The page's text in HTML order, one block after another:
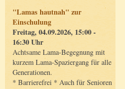
"Lamas hautnah" zur
Einschulung
Freitag, 04.09.2026, 15:00 -
16:30 Uhr
Achtsame Lama-Begegnung mit
kurzem Lama-Spaziergang für alle
Generationen.
* Barrierefrei * Auch für Senioren